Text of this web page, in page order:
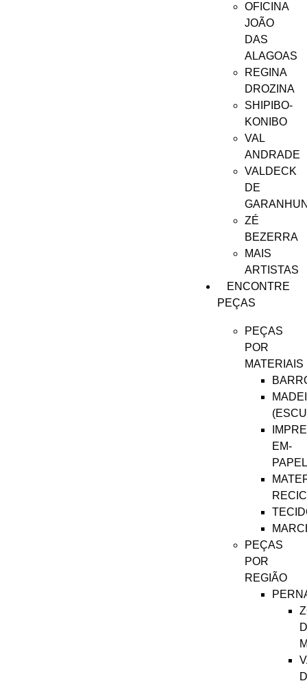
OFICINA
JOÃO
DAS
ALAGOAS
REGINA
DROZINA
SHIPIBO-
KONIBO
VAL
ANDRADE
VALDECK
DE
ZÉ
BEZERRA
MAIS
ARTISTAS
ENCONTRE
PEÇAS
PEÇAS
POR
MATERIAIS
EM-
PAPEL
PEÇAS
POR
REGIÃO